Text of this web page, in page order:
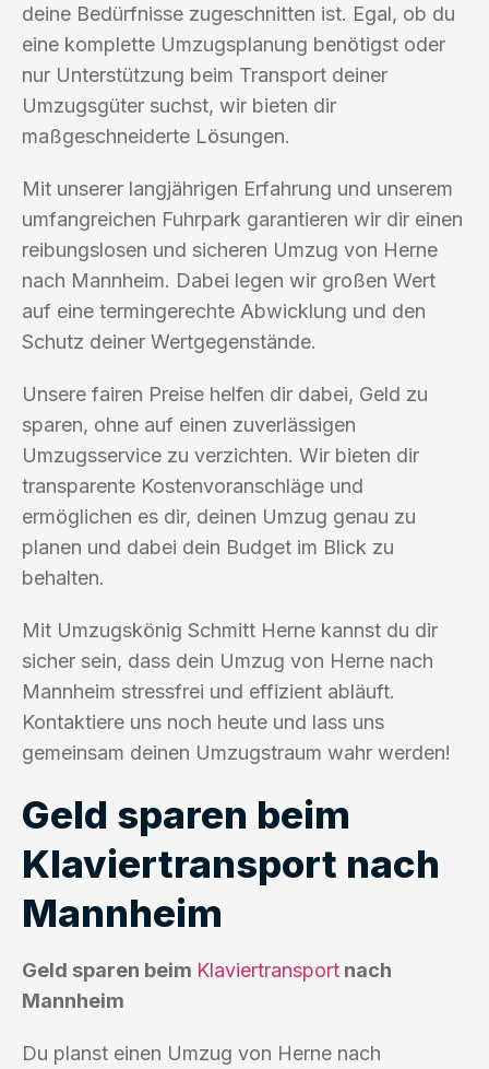
deine Bedürfnisse zugeschnitten ist. Egal, ob du
eine komplette Umzugsplanung benötigst oder
nur Unterstützung beim Transport deiner
Umzugsgüter suchst, wir bieten dir
maßgeschneiderte Lösungen.
Mit unserer langjährigen Erfahrung und unserem
umfangreichen Fuhrpark garantieren wir dir einen
reibungslosen und sicheren Umzug von Herne
nach Mannheim. Dabei legen wir großen Wert
auf eine termingerechte Abwicklung und den
Schutz deiner Wertgegenstände.
Unsere fairen Preise helfen dir dabei, Geld zu
sparen, ohne auf einen zuverlässigen
Umzugsservice zu verzichten. Wir bieten dir
transparente Kostenvoranschläge und
ermöglichen es dir, deinen Umzug genau zu
planen und dabei dein Budget im Blick zu
behalten.
Mit Umzugskönig Schmitt Herne kannst du dir
sicher sein, dass dein Umzug von Herne nach
Mannheim stressfrei und effizient abläuft.
Kontaktiere uns noch heute und lass uns
gemeinsam deinen Umzugstraum wahr werden!
Geld sparen beim
Klaviertransport nach
Mannheim
Geld sparen beim Klaviertransport nach
Mannheim
Du planst einen Umzug von Herne nach